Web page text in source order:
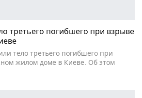
третьего погибшего при взрыве
тело третьего погибшего при
жилом доме в Киеве. Об этом